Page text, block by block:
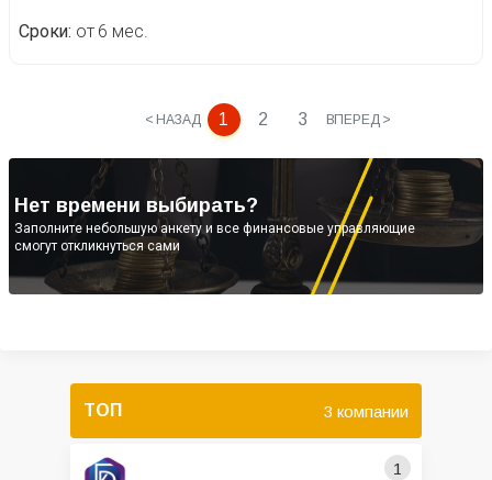
Сроки от 6 мес.
< НАЗАД 1 2 3 ВПЕРЕД >
Нет времени выбирать?
Заполните небольшую анкету и все финансовые управляющие
смогут откликнуться сами
ТОП 3 компании
1